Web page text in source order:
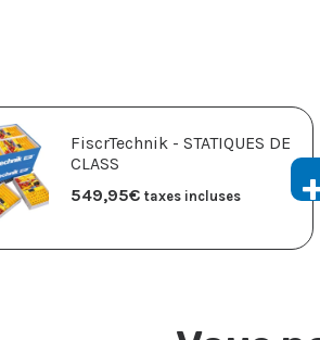
FiscrTechnik - STATIQUES DE
CLASS
549,95€ taxes incluses